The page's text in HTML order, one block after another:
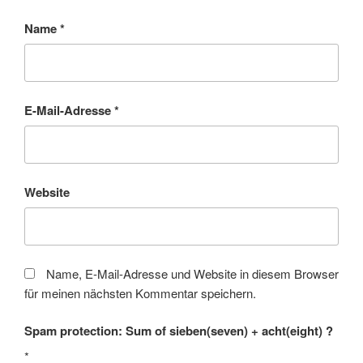
Name*
E-Mail-Adresse*
Website
Name, E-Mail-Adresse und Website in diesem Browser
für meinen nächsten Kommentar speichern.
Spam protection: Sum of sieben(seven) + acht(eight) ?
*